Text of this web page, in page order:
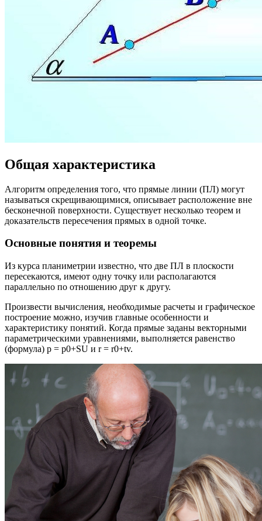
Общая характеристика
Алгоритм определения того, что прямые линии (ПЛ) могут
называться скрещивающимися, описывает расположение вне
бесконечной поверхности. Существует несколько теорем и
доказательств пересечения прямых в одной точке.
Основные понятия и теоремы
Из курса планиметрии известно, что две ПЛ в плоскости
пересекаются, имеют одну точку или располагаются
параллельно по отношению друг к другу.
Произвести вычисления, необходимые расчеты и графическое
построение можно, изучив главные особенности и
характеристику понятий. Когда прямые заданы векторными
параметрическими уравнениями, выполняется равенство
(формула) р = р0+SU и r = r0+tv.